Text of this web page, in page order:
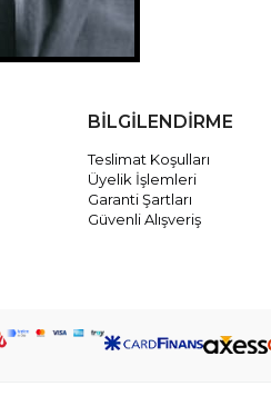
BİLGİLENDİRME
Teslimat Koşulları
Üyelik İşlemleri
Garanti Şartları
Güvenli Alışveriş